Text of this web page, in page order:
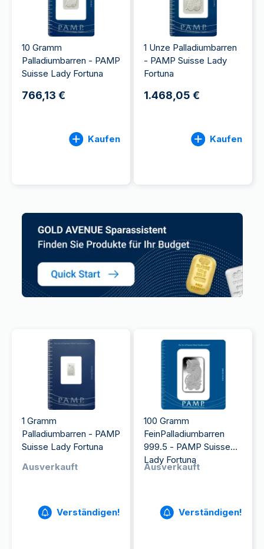
10 Gramm
Palladiumbarren - PAMP
Suisse Lady Fortuna
766,13 €
Kaufen
1 Unze Palladiumbarren
- PAMP Suisse Lady
Fortuna
1.468,05 €
Kaufen
1 Gramm
Palladiumbarren - PAMP
Suisse Lady Fortuna
Ausverkauft
Verständigen!
100 Gramm
FeinPalladiumbarren
999.5 - PAMP Suisse
Lady Fortuna
Ausverkauft
Verständigen!